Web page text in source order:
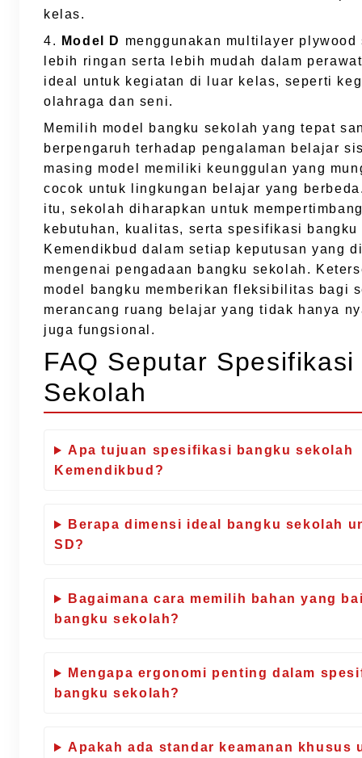
kelas.
4.
Model D menggunakan multilayer plywood
lebih ringan serta lebih mudah dalam
ideal untuk kegiatan di luar kelas, seperti
olahraga dan seni.
Memilih model bangku sekolah yang tepat
berpengaruh terhadap pengalaman belajar
masing model memiliki keunggulan yang
cocok untuk lingkungan belajar yang
itu, sekolah diharapkan untuk
kebutuhan, kualitas, serta spesifikasi bangku
Kemendikbud dalam setiap keputusan yang
mengenai pengadaan bangku sekolah.
model bangku memberikan fleksibilitas bagi
merancang ruang belajar yang tidak hanya
juga fungsional.
FAQ Seputar
Sekolah
Apa tujuan spesifikasi bangku sekolah
Kemendikbud?
Berapa dimensi ideal bangku sekolah
SD?
Bagaimana cara memilih bahan yang
bangku sekolah?
Mengapa ergonomi penting dalam
bangku sekolah?
Apakah ada standar keamanan khusus